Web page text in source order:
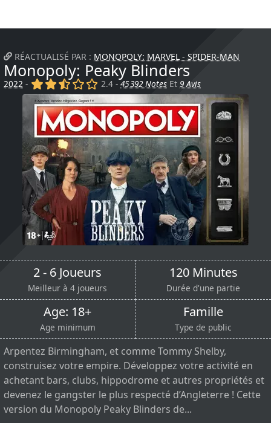
RÉACTUALISÉ PAR : MONOPOLY: MARVEL - SPIDER-MAN
Monopoly: Peaky Blinders
2022 - (x) (x) (,) () ()2.4 -45 392 Notes Et 9 Avis
2 - 6 Joueurs
Meilleur à 4 joueurs
120 Minutes
Durée d'une partie
Age: 18+
Age minimum
Famille
Type de public
Arpentez Birmingham, et comme Tommy Shelby,
construisez votre empire. Développez votre activité en
achetant bars, clubs, hippodrome et autres propriétés et
devenez le gangster le plus respecté d’Angleterre ! Cette
version du Monopoly Peaky Blinders de...